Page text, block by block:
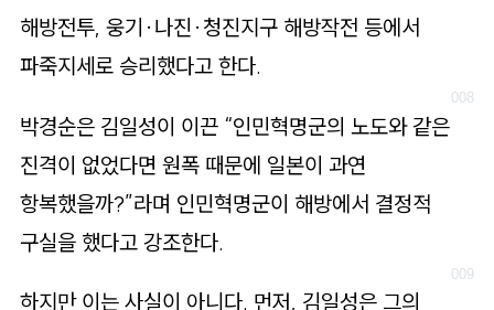
해방전투, 웅기·나진·청진지구 해방작전 등에서
파죽지세로 승리했다고 한다.
박경순은 김일성이 이끈 “인민혁명군의 노도와 같은
진격이 없었다면 원폭 때문에 일본이 과연
항복했을까?”라며 인민혁명군이 해방에서 결정적
구실을 했다고 강조한다.
하지만 이는 사실이 아니다. 먼저, 김일성은 그의